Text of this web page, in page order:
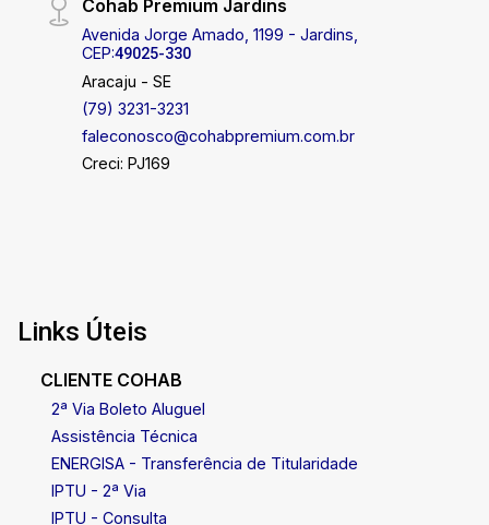
Cohab Premium Jardins
Avenida Jorge Amado, 1199 - Jardins,
CEP:49025-330
Aracaju - SE
(79) 3231-3231
faleconosco@cohabpremium.com.br
Creci: PJ169
Links Úteis
CLIENTE COHAB
2ª Via Boleto Aluguel
Assistência Técnica
ENERGISA - Transferência de Titularidade
IPTU - 2ª Via
IPTU - Consulta